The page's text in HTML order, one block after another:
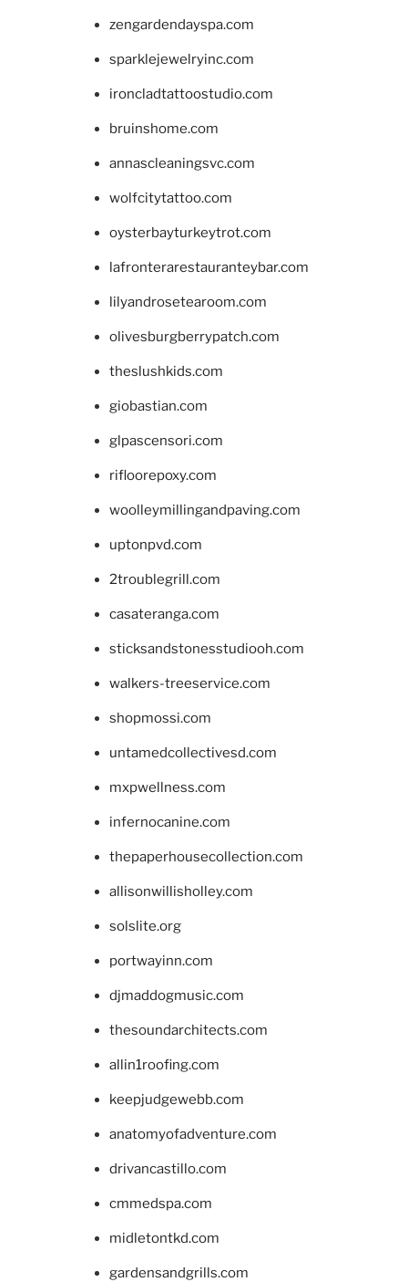
zengardendayspa.com
sparklejewelryinc.com
ironcladtattoostudio.com
bruinshome.com
annascleaningsvc.com
wolfcitytattoo.com
oysterbayturkeytrot.com
lafronterarestauranteybar.com
lilyandrosetearoom.com
olivesburgberrypatch.com
theslushkids.com
giobastian.com
glpascensori.com
rifloorepoxy.com
woolleymillingandpaving.com
uptonpvd.com
2troublegrill.com
casateranga.com
sticksandstonesstudiooh.com
walkers-treeservice.com
shopmossi.com
untamedcollectivesd.com
mxpwellness.com
infernocanine.com
thepaperhousecollection.com
allisonwillisholley.com
solslite.org
portwayinn.com
djmaddogmusic.com
thesoundarchitects.com
allin1roofing.com
keepjudgewebb.com
anatomyofadventure.com
drivancastillo.com
cmmedspa.com
midletontkd.com
gardensandgrills.com